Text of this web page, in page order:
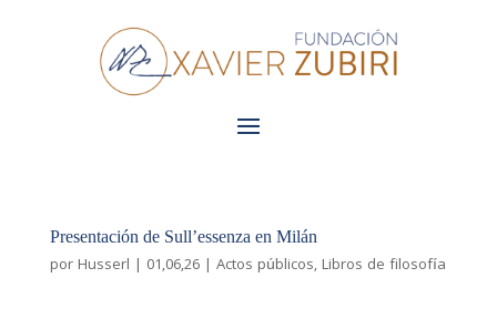
Presentación de Sull’essenza en Milán
por Husserl | 01,06,26| Actos públicos, Libros de filosofía